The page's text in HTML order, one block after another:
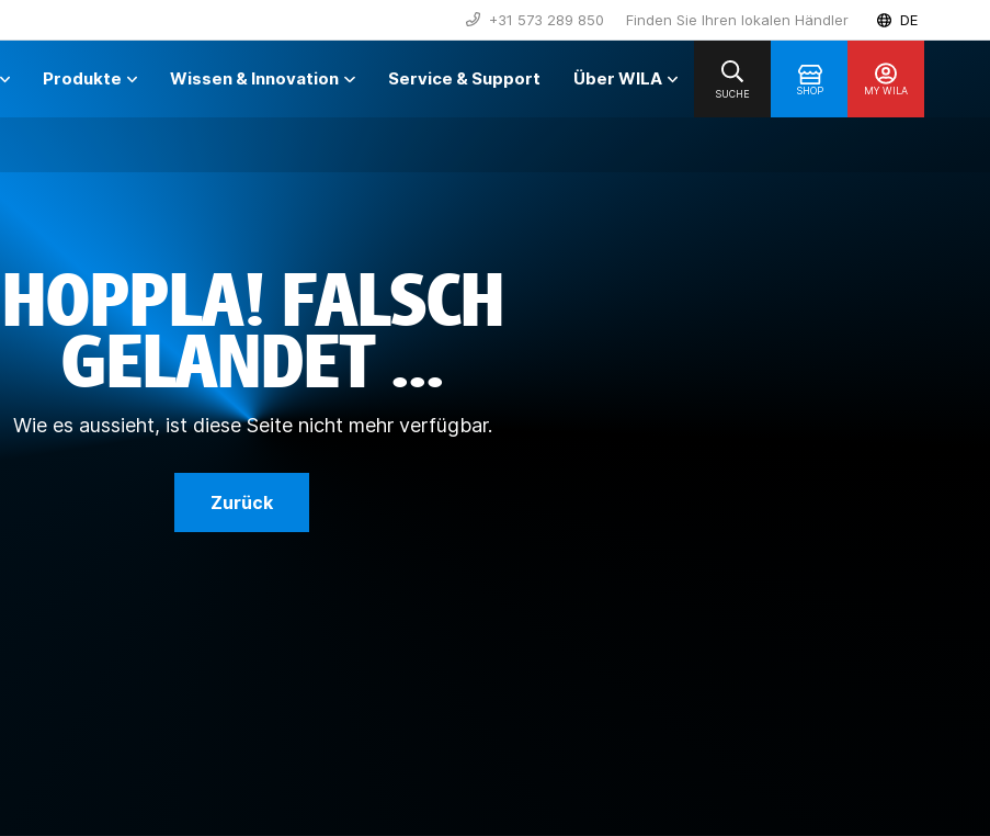
+31 573 289 850 Finden Sie Ihren lokalen Händler DE
Produkte Wissen & Innovation Service & Support Über WILA
SHOP MY WILA
SUCHE
HOPPLA! FALSCH
GELANDET ...
Wie es aussieht, ist diese Seite nicht mehr verfügbar.
Zurück